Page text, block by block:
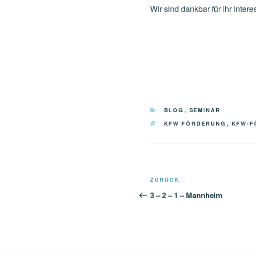
Wir sind dankbar für Ihr
KATEGORIEN
BLOG , SEMINAR
SCHLAGWÖRTER
KFW FÖRDERUNG , KFW-
Beitragsnavigation
Vorheriger
Beitrag
ZURÜCK
3 – 2 – 1 – Mannheim